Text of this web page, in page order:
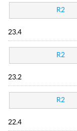
R2
23.4
R2
23.2
R2
22.4